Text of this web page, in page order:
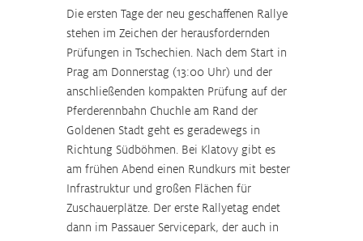
Die ersten Tage der neu geschaffenen Rallye
stehen im Zeichen der herausfordernden
Prüfungen in Tschechien. Nach dem Start in
Prag am Donnerstag (13:00 Uhr) und der
anschließenden kompakten Prüfung auf der
Pferderennbahn Chuchle am Rand der
Goldenen Stadt geht es geradewegs in
Richtung Südböhmen. Bei Klatovy gibt es
am frühen Abend einen Rundkurs mit bester
Infrastruktur und großen Flächen für
Zuschauerplätze. Der erste Rallyetag endet
dann im Passauer Servicepark, der auch in